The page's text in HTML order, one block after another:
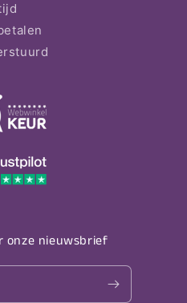
onze nieuwsbrief